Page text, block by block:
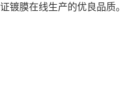
镀膜在线生产的优良品质。